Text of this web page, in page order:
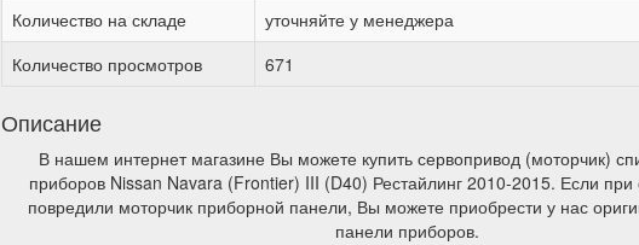
Количество на складе
уточняйте у менеджера
Количество просмотров
671
Описание
В нашем интернет магазине Вы можете купить сервопривод (моторчик)
приборов Nissan Navara (Frontier) III (D40) Рестайлинг 2010-2015. Если при
повредили моторчик приборной панели, Вы можете приобрести у нас
панели приборов.